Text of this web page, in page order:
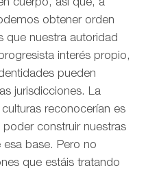
cuerpo, así que, a
obtener orden
que nuestra autoridad
interés propio,
pueden
jurisdicciones. La
reconocerían es
construir nuestras
esa base. Pero no
que estáis tratando